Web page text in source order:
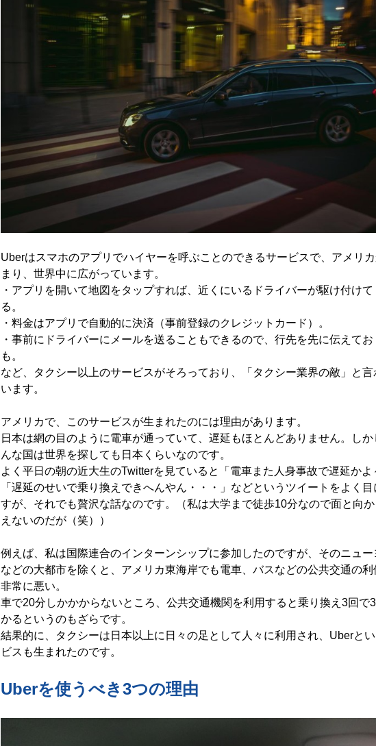
Uberはスマホのアプリでハイヤーを呼ぶことのできるサービスで、アメリ
まり、世界中に広がっています。
・アプリを開いて地図をタップすれば、近くにいるドライバーが駆け付けて
る。
・料金はアプリで自動的に決済（事前登録のクレジットカード）。
・事前にドライバーにメールを送ることもできるので、行先を先に伝えて
も。
など、タクシー以上のサービスがそろっており、「タクシー業界の敵」と言
います。
アメリカで、このサービスが生まれたのには理由があります。
日本は網の目のように電車が通っていて、遅延もほとんどありません。しか
んな国は世界を探しても日本くらいなのです。
よく平日の朝の近大生のTwitterを見ていると「電車また人身事故で遅延かよ
「遅延のせいで乗り換えできへんやん・・・」などというツイートをよく
すが、それでも贅沢な話なのです。（私は大学まで徒歩10分なので面と向
えないのだが（笑））
例えば、私は国際連合のインターンシップに参加したのですが、そのニュー
などの大都市を除くと、アメリカ東海岸でも電車、バスなどの公共交通の利
非常に悪い。
車で20分しかかからないところ、公共交通機関を利用すると乗り換え3回で
かるというのもざらです。
結果的に、タクシーは日本以上に日々の足として人々に利用され、Uberと
ビスも生まれたのです。
Uberを使うべき3つの理由